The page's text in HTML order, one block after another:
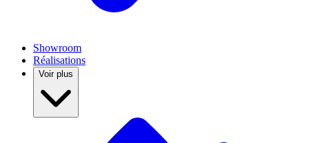
Showroom
Réalisations
Voir plus